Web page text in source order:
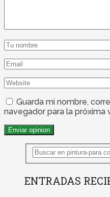
Guarda mi nombre,
navegador para la próxima
ENTRADAS